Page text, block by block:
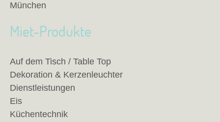
München
Miet-Produkte
Auf dem Tisch / Table Top
Dekoration & Kerzenleuchter
Dienstleistungen
Eis
Küchentechnik